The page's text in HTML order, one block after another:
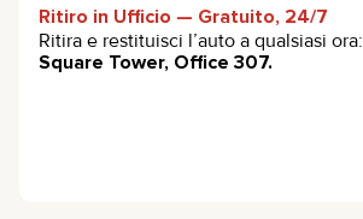
Ritiro in Ufficio — Gratuito, 24/7
Ritira e restituisci l’auto a qualsiasi ora:
Square Tower, Office 307.